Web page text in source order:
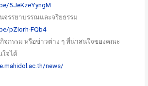
5JeKzeYyngM
จรรยาบรรณและจริยธรรม
pZIorh-FQb4
จกรรม หรือข่าวต่าง ๆ ที่น่าสนใจของคณะ
จได้
news/